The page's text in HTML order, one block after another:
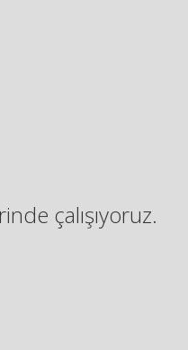
çalışıyoruz.